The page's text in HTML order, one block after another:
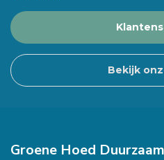
Bekijk
Groene Hoed Duurzaam